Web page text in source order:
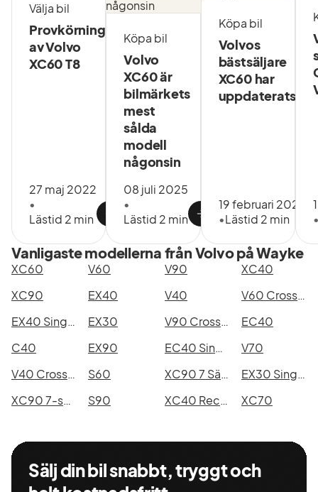
Välja bil
Provkörning
av Volvo
XC60 T8
27 maj 2022
•
Lästid 2 min
Köpa bil
Volvo
XC60 är
bilmärkets
mest
sålda
modell
någonsin
08 juli 2025
•
Lästid 2 min
Köpa bil
Volvos
bästsäljare
XC60 har
uppdaterats
19 februari 2025
•Lästid 2 min
Vanligaste modellerna från Volvo på Wayke
XC60 V60 V90
XC40
XC90
EX40 V40
V60 Cross Country
EX40 Single Motor Extended Range
EX30 V90 Cross Country
EC40
C40
EX90 EC40 Single Motor Extended Range
V70
V40 Cross Country
S60 XC90 7 Säten
EX30 Single Motor Extended Range
XC90 7-seater
S90 XC40 Recharge XC70
Sälj din bil snabbt, tryggt och